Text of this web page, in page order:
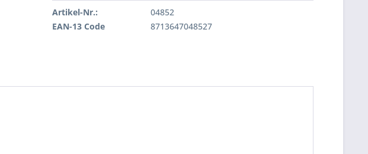
Artikel-Nr.:
04852
EAN-13 Code
8713647048527